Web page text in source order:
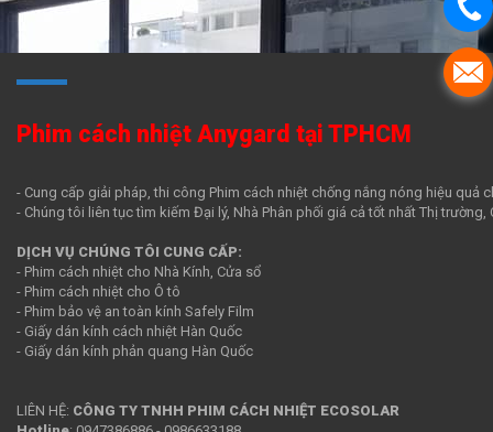
Phim cách nhiệt Anygard tại TPHCM
- Cung cấp giải pháp, thi công Phim cách nhiệt chống nắng nóng hiệu quả
- Chúng tôi liên tục tìm kiếm Đại lý, Nhà Phân phối giá cả tốt nhất Thị trường,
DỊCH VỤ CHÚNG TÔI CUNG CẤP:
- Phim cách nhiệt cho Nhà Kính, Cửa sổ
- Phim cách nhiệt cho Ô tô
- Phim bảo vệ an toàn kính Safely Film
- Giấy dán kính cách nhiệt Hàn Quốc
- Giấy dán kính phản quang Hàn Quốc
LIÊN HỆ: CÔNG TY TNHH PHIM CÁCH NHIỆT ECOSOLAR